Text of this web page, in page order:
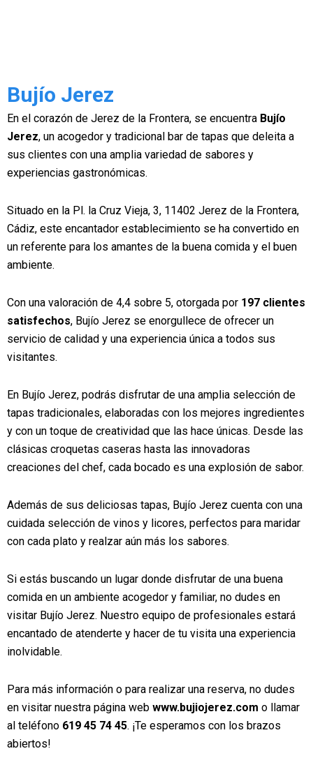
Bujío Jerez
En el corazón de Jerez de la Frontera, se encuentra Bujío
Jerez, un acogedor y tradicional bar de tapas que deleita a
sus clientes con una amplia variedad de sabores y
experiencias gastronómicas.
Situado en la Pl. la Cruz Vieja, 3, 11402 Jerez de la Frontera,
Cádiz, este encantador establecimiento se ha convertido en
un referente para los amantes de la buena comida y el buen
ambiente.
Con una valoración de 4,4 sobre 5, otorgada por 197 clientes
satisfechos, Bujío Jerez se enorgullece de ofrecer un
servicio de calidad y una experiencia única a todos sus
visitantes.
En Bujío Jerez, podrás disfrutar de una amplia selección de
tapas tradicionales, elaboradas con los mejores ingredientes
y con un toque de creatividad que las hace únicas. Desde las
clásicas croquetas caseras hasta las innovadoras
creaciones del chef, cada bocado es una explosión de sabor.
Además de sus deliciosas tapas, Bujío Jerez cuenta con una
cuidada selección de vinos y licores, perfectos para maridar
con cada plato y realzar aún más los sabores.
Si estás buscando un lugar donde disfrutar de una buena
comida en un ambiente acogedor y familiar, no dudes en
visitar Bujío Jerez. Nuestro equipo de profesionales estará
encantado de atenderte y hacer de tu visita una experiencia
inolvidable.
Para más información o para realizar una reserva, no dudes
en visitar nuestra página web www.bujiojerez.com o llamar
al teléfono 619 45 74 45. ¡Te esperamos con los brazos
abiertos!